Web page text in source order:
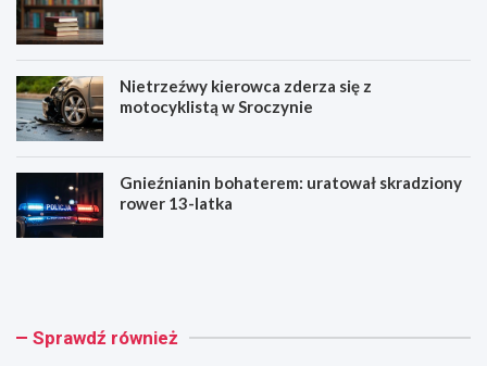
Nietrzeźwy kierowca zderza się z
motocyklistą w Sroczynie
Gnieźnianin bohaterem: uratował skradziony
rower 13-latka
T
n
W
y Sprawdź również